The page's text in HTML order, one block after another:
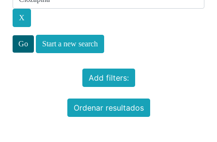
Start a new search
Add filters:
Ordenar resultados